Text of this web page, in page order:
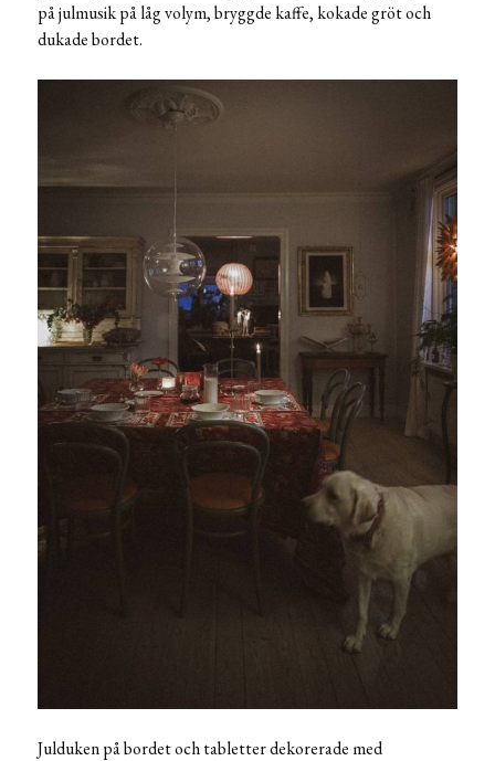
på julmusik på låg volym, bryggde kaffe, kokade gröt och
dukade bordet.
Julduken på bordet och tabletter dekorerade med